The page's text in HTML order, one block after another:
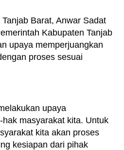
Barat, Anwar Sadat
Kabupaten Tanjab
upaya memperjuangkan
proses sesuai
upaya
masyarakat kita. Untuk
kita akan proses
kesiapan dari pihak